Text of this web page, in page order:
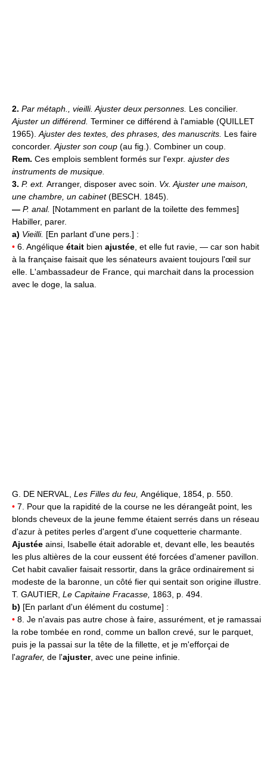
2. Par métaph., vieilli. Ajuster deux personnes. Les concilier.
Ajuster un différend. Terminer ce différend à l'amiable (QUILLET
1965). Ajuster des textes, des phrases, des manuscrits. Les faire
concorder. Ajuster son coup (au fig.). Combiner un coup.
Rem. Ces emplois semblent formés sur l'expr. ajuster des
instruments de musique.
3. P. ext. Arranger, disposer avec soin. Vx. Ajuster une maison,
une chambre, un cabinet(BESCH. 1845).
— P. anal. [Notamment en parlant de la toilette des femmes]
Habiller, parer.
a) Vieilli. [En parlant d'une pers.] :
• 6. Angélique était bien ajustée , et elle fut ravie, — car son habit
à la française faisait que les sénateurs avaient toujours l'œil sur
elle. L'ambassadeur de France, qui marchait dans la procession
avec le doge, la salua.
G. DE NERVAL, Les Filles du feu, Angélique, 1854, p. 550.
• 7. Pour que la rapidité de la course ne les dérangeât point, les
blonds cheveux de la jeune femme étaient serrés dans un réseau
d'azur à petites perles d'argent d'une coquetterie charmante.
Ajustée ainsi, Isabelle était adorable et, devant elle, les beautés
les plus altières de la cour eussent été forcées d'amener pavillon.
Cet habit cavalier faisait ressortir, dans la grâce ordinairement si
modeste de la baronne, un côté fier qui sentait son origine illustre.
T. GAUTIER, Le Capitaine Fracasse, 1863, p. 494.
b) [En parlant d'un élément du costume] :
• 8. Je n'avais pas autre chose à faire, assurément, et je ramassai
la robe tombée en rond, comme un ballon crevé, sur le parquet,
puis je la passai sur la tête de la fillette, et je m'efforçai de
l'agrafer, de l'ajuster, avec une peine infinie.